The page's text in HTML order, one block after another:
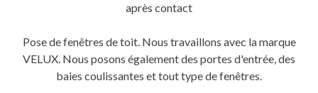
après contact
Pose de fenêtres de toit. Nous travaillons avec la marque
VELUX. Nous posons également des portes d'entrée, des
baies coulissantes et tout type de fenêtres.